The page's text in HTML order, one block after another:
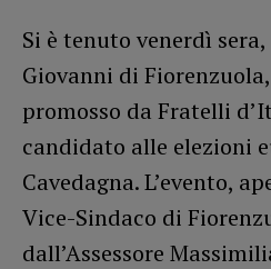
Si è tenuto venerdì
Giovanni di
promosso da Fratelli
candidato alle elezioni
Cavedagna. L’evento,
Vice-Sindaco di
dall’Assessore